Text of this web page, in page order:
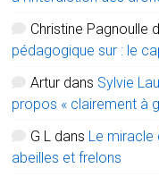
Christine Pagnoulle
pédagogique sur : le
Artur dans Sylvie
propos « clairement à
G L dans Le miracle
abeilles et frelons